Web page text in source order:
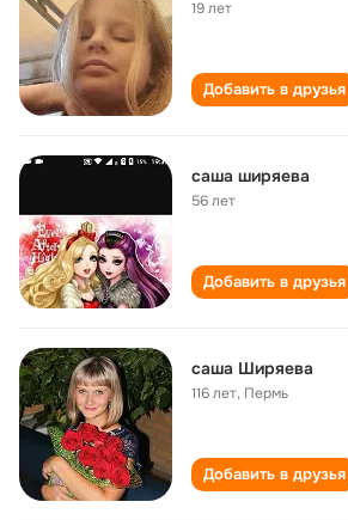
19 лет
Добавить в друзья
саша ширяева
56 лет
Добавить в друзья
саша Ширяева
116 лет, Пермь
Добавить в друзья